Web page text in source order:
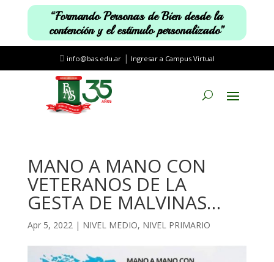
“Formando Personas de Bien desde la
contención y el estímulo personalizado”
info@bas.edu.ar| Ingresar a Campus Virtual
MANO A MANO CON
VETERANOS DE LA
GESTA DE MALVINAS…
Apr 5, 2022 | NIVEL MEDIO, NIVEL PRIMARIO